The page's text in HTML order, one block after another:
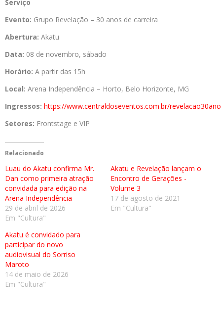
Serviço
Evento: Grupo Revelação – 30 anos de carreira
Abertura: Akatu
Data: 08 de novembro, sábado
Horário: A partir das 15h
Local: Arena Independência – Horto, Belo Horizonte, MG
Ingressos: https://www.centraldoseventos.com.br/
Setores: Frontstage e VIP
Relacionado
Luau do Akatu confirma Mr.
Dan como primeira atração
convidada para edição na
Arena Independência
29 de abril de 2026
Em "Cultura"
Akatu e Revelação lançam o
Encontro de Gerações -
Volume 3
17 de agosto de 2021
Em "Cultura"
Akatu é convidado para
participar do novo
audiovisual do Sorriso
Maroto
14 de maio de 2026
Em "Cultura"